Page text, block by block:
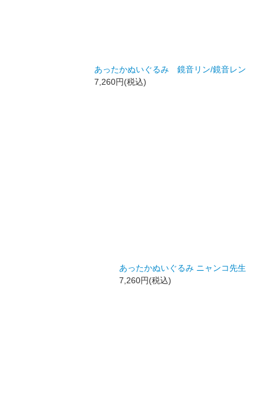
あったかぬいぐるみ 鏡音リン/鏡音レン
7,260円(税込)
あったかぬいぐるみ ニャンコ先生
7,260円(税込)